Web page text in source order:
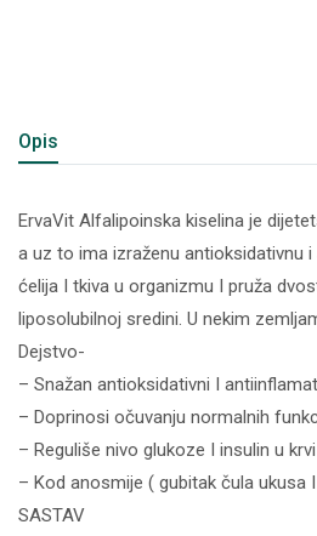
Opis
ErvaVit Alfalipoinska kiselina je
a uz to ima izraženu antioksidativnu
ćelija I tkiva u organizmu I pruža
liposolubilnoj sredini. U nekim
Dejstvo-
– Snažan antioksidativni I
– Doprinosi očuvanju normalnih
– Reguliše nivo glukoze I insulin u
– Kod anosmije ( gubitak čula ukusa
SASTAV